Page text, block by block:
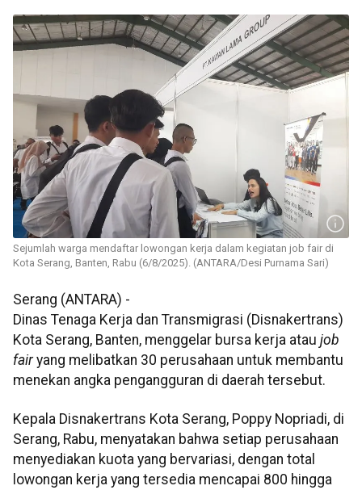
Sejumlah warga mendaftar lowongan kerja dalam kegiatan job fair di
Kota Serang, Banten, Rabu (6/8/2025). (ANTARA/Desi Purnama Sari)
Serang (ANTARA) -
Dinas Tenaga Kerja dan Transmigrasi (Disnakertrans)
Kota Serang, Banten, menggelar bursa kerja atau job
fairyang melibatkan 30 perusahaan untuk membantu
menekan angka pengangguran di daerah tersebut.
Kepala Disnakertrans Kota Serang, Poppy Nopriadi, di
Serang, Rabu, menyatakan bahwa setiap perusahaan
menyediakan kuota yang bervariasi, dengan total
lowongan kerja yang tersedia mencapai 800 hingga